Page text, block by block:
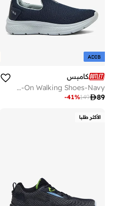
ADIB
كامبس
Men Oxyfit Advance Nitro Fly Advance Memory Slip-On Walking Shoes-Navy
89
149
-41%
الأكثر طلبا